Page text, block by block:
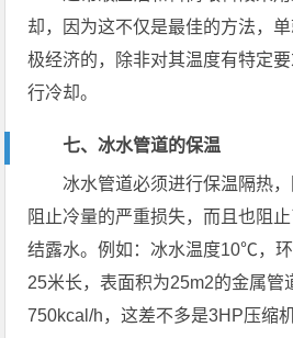
却，因为这不仅是最佳的方法，
极经济的，除非对其温度有特定
行冷却。
七、冰水管道的保温
冰水管道必须进行保温隔热
阻止冷量的严重损失，而且也阻
结露水。例如：冰水温度10℃，
25米长，表面积为25m2的金属管
750kcal/h，这差不多是3HP压缩